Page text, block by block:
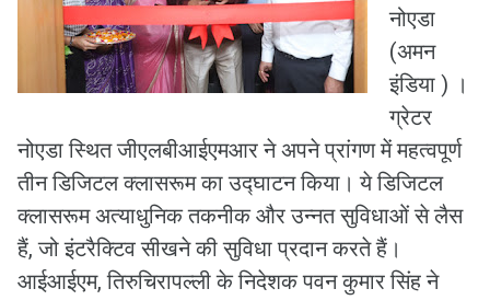
नोएडा
(अमन
इंडिया ) ।
ग्रेटर
नोएडा स्थित जीएलबीआईएमआर ने अपने प्रांगण में महत्वपूर्ण
तीन डिजिटल क्लासरूम का उद्घाटन किया। ये डिजिटल
क्लासरूम अत्याधुनिक तकनीक और उन्नत सुविधाओं से लैस
हैं, जो इंटरैक्टिव सीखने की सुविधा प्रदान करते हैं।
आईआईएम, तिरुचिरापल्ली के निदेशक पवन कुमार सिंह ने